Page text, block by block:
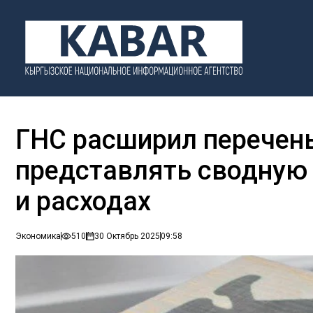
ГНС расширил
представлять
и расходах
Экономика 510 30 Октябрь 202509:58